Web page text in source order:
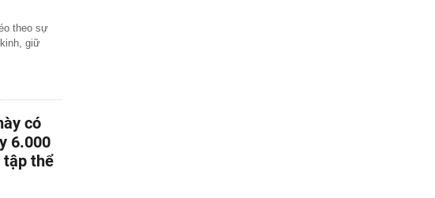
theo sự
giữ
có
6.000
tập thể